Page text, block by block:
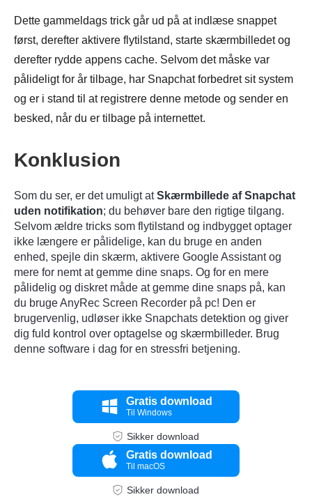
Dette gammeldags trick går ud på at indlæse snappet
først, derefter aktivere flytilstand, starte skærmbilledet og
derefter rydde appens cache. Selvom det måske var
pålideligt for år tilbage, har Snapchat forbedret sit system
og er i stand til at registrere denne metode og sender en
besked, når du er tilbage på internettet.
Konklusion
Som du ser, er det umuligt atSkærmbillede af Snapchat
uden notifikation; du behøver bare den rigtige tilgang.
Selvom ældre tricks som flytilstand og indbygget optager
ikke længere er pålidelige, kan du bruge en anden
enhed, spejle din skærm, aktivere Google Assistant og
mere for nemt at gemme dine snaps. Og for en mere
pålidelig og diskret måde at gemme dine snaps på, kan
du bruge AnyRec Screen Recorder på pc! Den er
brugervenlig, udløser ikke Snapchats detektion og giver
dig fuld kontrol over optagelse og skærmbilleder. Brug
denne software i dag for en stressfri betjening.
Gratis download
Til Windows
Sikker download
Gratis download
Til macOS
Sikker download